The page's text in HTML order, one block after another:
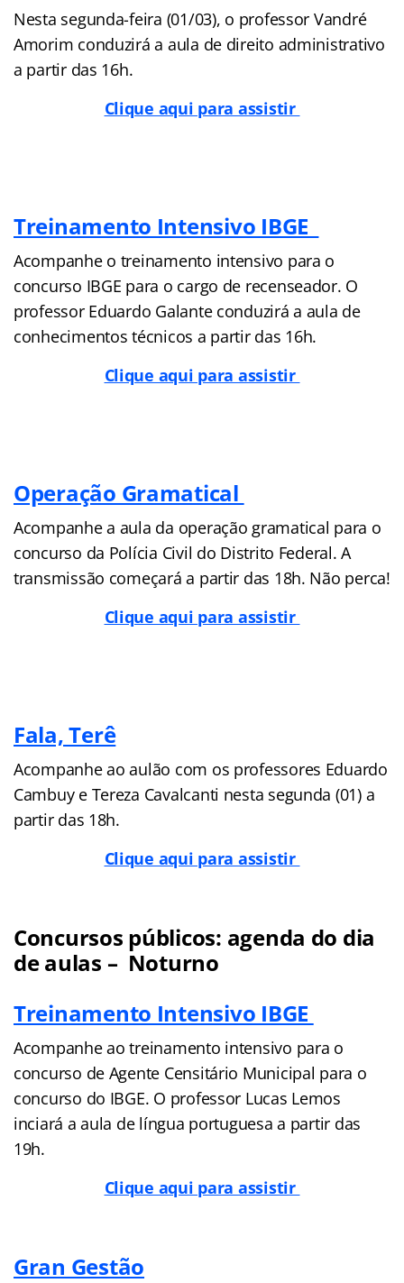
Nesta segunda-feira (01/03), o professor Vandré
Amorim conduzirá a aula de direito administrativo
a partir das 16h.
Clique aqui para assistir
Treinamento Intensivo IBGE
Acompanhe o treinamento intensivo para o
concurso IBGE para o cargo de recenseador. O
professor Eduardo Galante conduzirá a aula de
conhecimentos técnicos a partir das 16h.
Clique aqui para assistir
Operação Gramatical
Acompanhe a aula da operação gramatical para o
concurso da Polícia Civil do Distrito Federal. A
transmissão começará a partir das 18h. Não perca!
Clique aqui para assistir
Fala, Terê
Acompanhe ao aulão com os professores Eduardo
Cambuy e Tereza Cavalcanti nesta segunda (01) a
partir das 18h.
Clique aqui para assistir
Concursos públicos: agenda do dia
de aulas – Noturno
Treinamento Intensivo IBGE
Acompanhe ao treinamento intensivo para o
concurso de Agente Censitário Municipal para o
concurso do IBGE. O professor Lucas Lemos
inciará a aula de língua portuguesa a partir das
19h.
Clique aqui para assistir
Gran Gestão